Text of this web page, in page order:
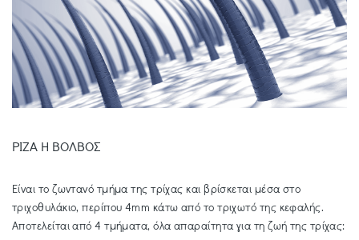
ΡΙΖΑ Η ΒΟΛΒΟΣ
Είναι το ζωντανό τμήμα της τρίχας και βρίσκεται μέσα στο
τριχοθυλάκιο, περίπου 4mm κάτω από το τριχωτό της κεφαλής.
Αποτελείται από 4 τμήματα, όλα απαραίτητα για τη ζωή της τρίχας: